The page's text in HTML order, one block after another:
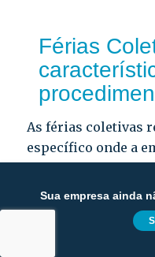
Sua empresa ainda
Férias
As férias coletivas
específico onde a
simultaneamente a
determinados
Essa modalidade é
em períodos de